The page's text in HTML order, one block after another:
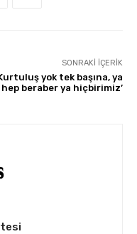
SONRAKI İÇERIK
yok tek başına, ya
hep beraber ya hiçbirimiz’